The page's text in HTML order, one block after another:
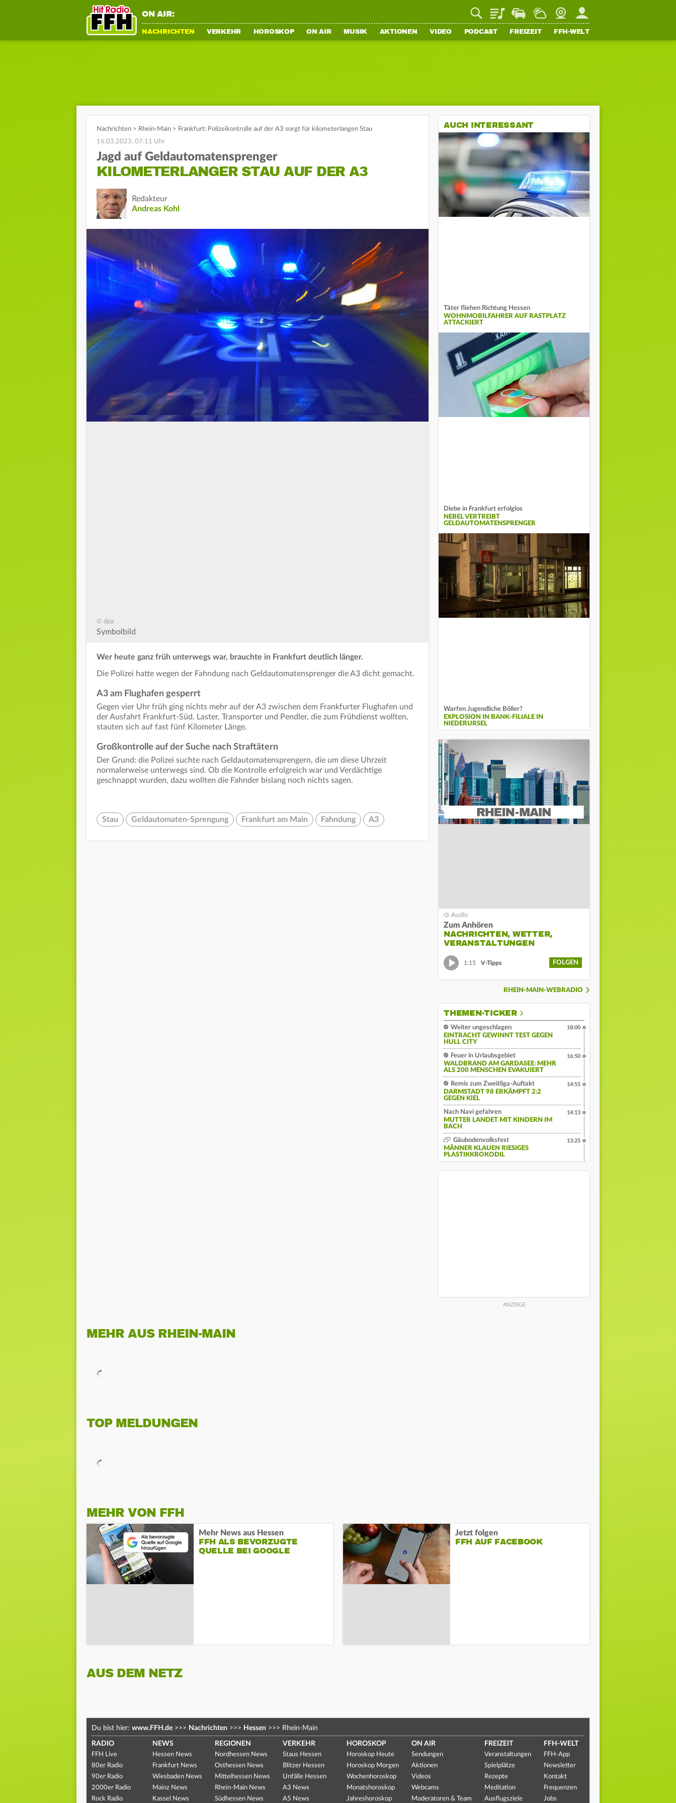
ON AIR: PlaylistStaupilotWetterWebcamMein FFH
NACHRICHTEN VERKEHR HOROSKOP ON AIR MUSIK AKTIONEN VIDEO PODCAST FREIZEIT FFH-WELT
Nachrichten > Rhein-Main > Frankfurt: Polizeikontrolle auf der A3 sorgt für kilometerlangen Stau
16.03.2023, 07:11 Uhr
Jagd auf Geldautomatensprenger
KILOMETERLANGER STAU AUF DER A3
Redakteur
Andreas Kohl
© dpa
Symbolbild
Wer heute ganz früh unterwegs war, brauchte in Frankfurt deutlich länger.
Die Polizei hatte wegen der Fahndung nach Geldautomatensprenger die A3 dicht gemacht.
A3 am Flughafen gesperrt
Gegen vier Uhr früh ging nichts mehr auf der A3 zwischen dem Frankfurter Flughafen und
der Ausfahrt Frankfurt-Süd. Laster, Transporter und Pendler, die zum Frühdienst wollten,
stauten sich auf fast fünf Kilometer Länge.
Großkontrolle auf der Suche nach Straftätern
Der Grund: die Polizei suchte nach Geldautomatensprengern, die um diese Uhrzeit
normalerweise unterwegs sind. Ob die Kontrolle erfolgreich war und Verdächtige
geschnappt wurden, dazu wollten die Fahnder bislang noch nichts sagen.
Stau Geldautomaten-Sprengung Frankfurt am Main Fahndung A3
AUCH INTERESSANT
Täter fliehen Richtung Hessen
WOHNMOBILFAHRER AUF RASTPLATZ
ATTACKIERT
Diebe in Frankfurt erfolglos
NEBEL VERTREIBT
GELDAUTOMATENSPRENGER
Warfen Jugendliche Böller?
EXPLOSION IN BANK-FILIALE IN
NIEDERURSEL
Zum Anhören
NACHRICHTEN, WETTER,
VERANSTALTUNGEN
1:15 V-Tipps FOLGEN
RHEIN-MAIN-WEBRADIO
THEMEN-TICKER
Weiter ungeschlagen
EINTRACHT GEWINNT TEST GEGEN
HULL CITY
18:00
Feuer in Urlaubsgebiet
WALDBRAND AM GARDASEE: MEHR
ALS 200 MENSCHEN EVAKUIERT
16:50
Remis zum Zweitliga-Auftakt
DARMSTADT 98 ERKÄMPFT 2:2
GEGEN KIEL
14:55
Nach Navi gefahren
MUTTER LANDET MIT KINDERN IM
BACH
14:13
Gäubodenvolksfest
MÄNNER KLAUEN RIESIGES
PLASTIKKROKODIL
13:25
MEHR AUS RHEIN-MAIN
TOP MELDUNGEN
MEHR VON FFH
Mehr News aus Hessen
FFH ALS BEVORZUGTE
QUELLE BEI GOOGLE
Jetzt folgen
FFH AUF FACEBOOK
AUS DEM NETZ
Du bist hier: www.FFH.de >>> Nachrichten >>> Hessen >>> Rhein-Main
RADIO
FFH Live
80er Radio
90er Radio
2000er Radio
Rock Radio
NEWS
Hessen News
Frankfurt News
Wiesbaden News
Mainz News
Kassel News
REGIONEN
Nordhessen News
Osthessen News
Mittelhessen News
Rhein-Main News
Südhessen News
VERKEHR
Staus Hessen
Blitzer Hessen
Unfälle Hessen
A3 News
A5 News
HOROSKOP
Horoskop Heute
Horoskop Morgen
Wochenhoroskop
Monatshoroskop
Jahreshoroskop
ON AIR
Sendungen
Aktionen
Videos
Webcams
Moderatoren & Team
FREIZEIT
Veranstaltungen
Spielplätze
Rezepte
Meditation
Ausflugsziele
FFH-WELT
FFH-App
Newsletter
Kontakt
Frequenzen
Jobs